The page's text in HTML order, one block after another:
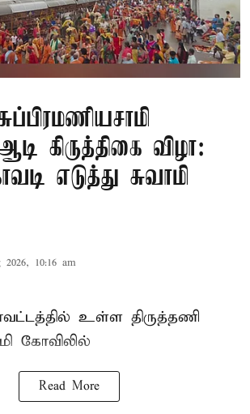
கிருத்திகை விழா:
எடுத்து சுவாமி
10:16 am
உள்ள திருத்தணி
கோவிலில்
Read More